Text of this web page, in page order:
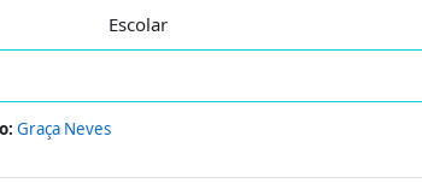
Escolar
Graça Neves